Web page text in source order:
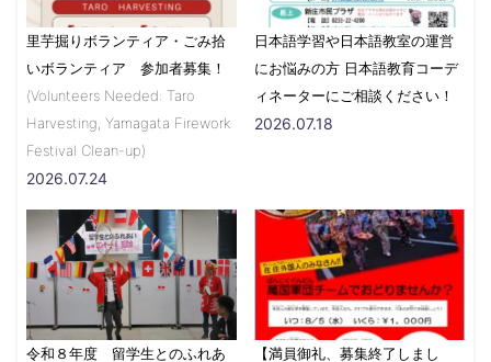
里芋掘りボランティア・ごみ拾
いボランティア 参加者募集！
(Volunteers Needed: Taro
Harvesting, Yamagata Firework
Festival Clean-up)
2026.07.24
日本語学習や日本語教室の運営
にお悩みの方 日本語教育コーデ
ィネーターにご相談ください！
2026.07.18
令和８年度 留学生とのふれあ
【満員御礼、募集終了しまし